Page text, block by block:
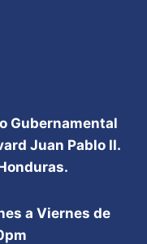
Gubernamental
Juan Pablo II.
a Viernes de